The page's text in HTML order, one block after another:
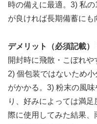
時の備えに最適。3) 私
が良ければ長期備蓄にも
デメリット（必須記載）
開封時に飛散・こぼれや
2) 個包装ではないため
がかかる。3) 粉末の風
り、好みによっては満
際に使用してみた結果